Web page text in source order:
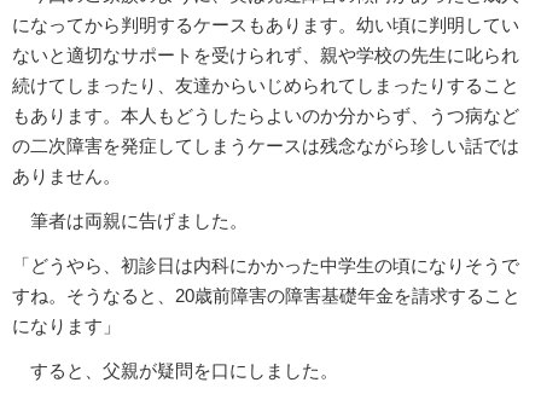
になってから判明するケースもあります。幼い頃に判明してい
ないと適切なサポートを受けられず、親や学校の先生に叱られ
続けてしまったり、友達からいじめられてしまったりすること
もあります。本人もどうしたらよいのか分からず、うつ病など
の二次障害を発症してしまうケースは残念ながら珍しい話では
ありません。
筆者は両親に告げました。
「どうやら、初診日は内科にかかった中学生の頃になりそうで
すね。そうなると、20歳前障害の障害基礎年金を請求すること
になります」
すると、父親が疑問を口にしました。